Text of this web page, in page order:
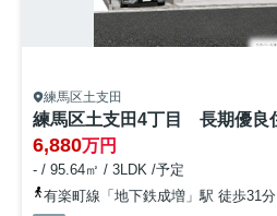
練馬区土支田
6,880万円
- / 95.64㎡ / 3LDK /予定
有楽町線「地下鉄成増」駅 徒歩31分